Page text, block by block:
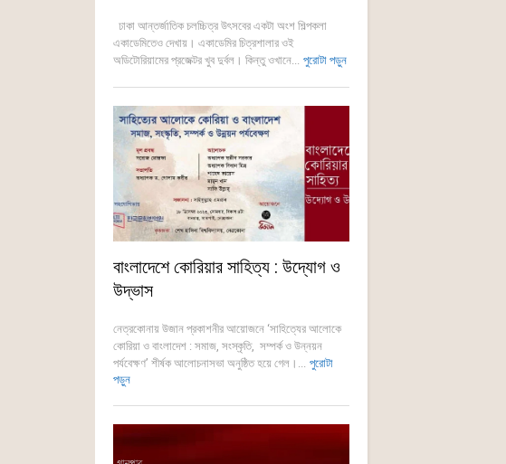
ঢাকা আন্তর্জাতিক চলচ্চিত্র উৎসবের একটা অংশ শিল্পকলা
একাডেমিতেও দেখায়। একাডেমির চিত্রশালার ওই
অডিটোরিয়ামের প্রজেক্টর খুব দুর্বল। কিন্তু ওখানে... পুরোটা পড়ুন
বাংলাদেশে কোরিয়ার সাহিত্য : উদ্যোগ ও
উদ্ভাস
নেত্রকোনায় উজান প্রকাশনীর আয়োজনে ‘সাহিত্যের আলোকে
কোরিয়া ও বাংলাদেশ : সমাজ, সংস্কৃতি, সম্পর্ক ও উন্নয়ন
পর্যবেক্ষণ’ শীর্ষক আলোচনাসভা অনুষ্ঠিত হয়ে গেল।... পুরোটা
পড়ুন